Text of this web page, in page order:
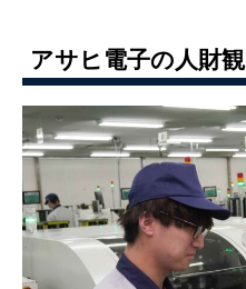
アサヒ電子の人財観